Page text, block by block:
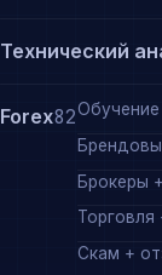
Технический
Forex82
Брокеры
Торговля
Скам +